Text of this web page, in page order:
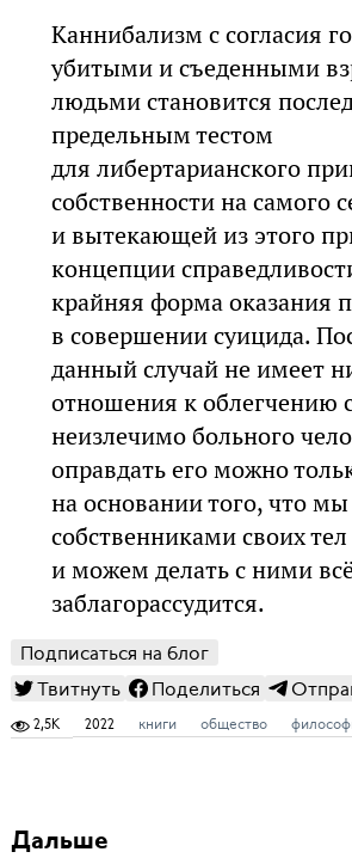
Каннибализм с согласия
убитыми и съеденными
людьми становится
предельным тестом
для либертарианского
собственности на самого
и вытекающей из этого
концепции
крайняя форма оказания
в совершении суицида.
данный случай не имеет
отношения к облегчению
неизлечимо больного
оправдать его можно
на основании того, что
собственниками своих
и можем делать с ними
заблагорассудится.
Подписаться на блог
Твитнуть
Поделиться
2,5K 2022 книги общество
Дальше